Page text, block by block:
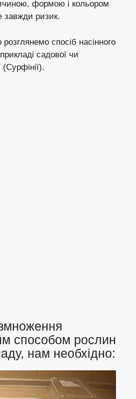
формою і кольором
завжди ризик.
спосіб насінного
садової чи
(Сурфінії).
способом рослин
нам необхідно: